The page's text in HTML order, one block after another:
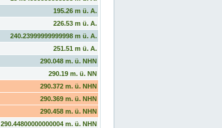
195.26 m ü. A.
226.53 m ü. A.
240.23999999999998 m ü. A.
251.51 m ü. A.
290.048 m. ü. NHN
290.19 m. ü. NN
290.372 m. ü. NHN
290.369 m. ü. NHN
290.458 m. ü. NHN
290.44800000000004 m. ü. NHN